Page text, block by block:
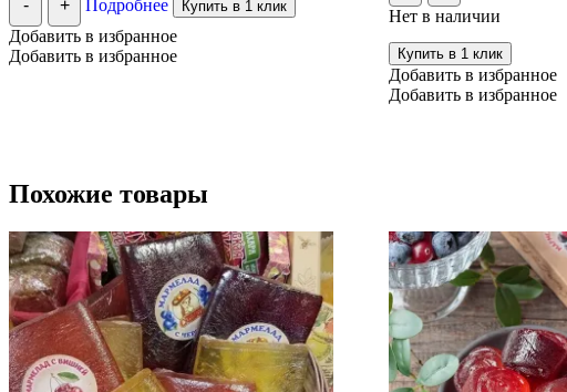
- + Подробнее Купить в 1 клик
Добавить в избранное
Добавить в избранное
Нет в наличии
Купить в 1 клик
Добавить в избранное
Добавить в избранное
Похожие товары